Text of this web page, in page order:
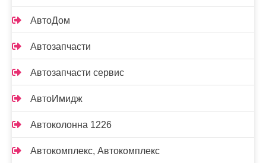
АвтоДом
Автозапчасти
Автозапчасти сервис
АвтоИмидж
Автоколонна 1226
Автокомплекс, Автокомплекс